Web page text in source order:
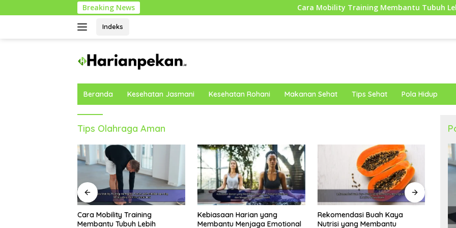
ke
Breaking News Cara Mobility Training Membantu Tubuh Lebih
Indeks
Beranda Kesehatan Jasmani Kesehatan Rohani Makanan Sehat Tips Sehat Pola Hidup
Tips Olahraga Aman
Kebiasaan Harian yang
Membantu Menjaga Emotional
Rekomendasi Buah Kaya
Nutrisi yang Membantu
Strategi Hidup Sehat bagi
Karyawan Kantoran untuk